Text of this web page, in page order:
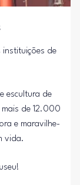
instituições de
escultura de
de 12.000
e maravilhe-
vida.